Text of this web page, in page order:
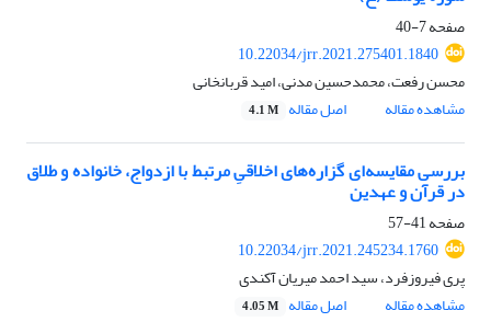
صفحه7-40
10.22034/jrr.2021.275401.1840
محسن رفعت، محمدحسین مدنی، امید قربانخانی
مشاهده مقاله
اصل مقاله 4.1 M
بررسی مقایسه‌ای گزاره‌های اخلاقیِ مرتبط با ازدواج، خانواده و طلاق
در قرآن و عهدین
صفحه41-57
10.22034/jrr.2021.245234.1760
پری فیروزفرد، سید احمد میریان آکندی
مشاهده مقاله
اصل مقاله 4.05 M